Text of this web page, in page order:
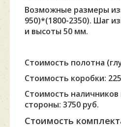
Возможные размеры
950)*(1800-2350). Шаг
и высоты 50 мм.
Стоимость полотна
Стоимость коробки:
Стоимость наличников
стороны: 3750 руб.
Стоимость